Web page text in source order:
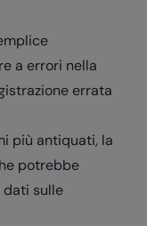
a errori nella
errata
più antiquati, la
potrebbe
dati sulle